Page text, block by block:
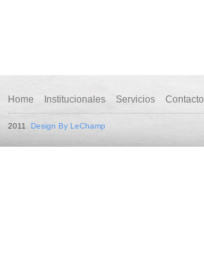
Home Institucionales Servicios Contacto
2011 Design By LeChamp